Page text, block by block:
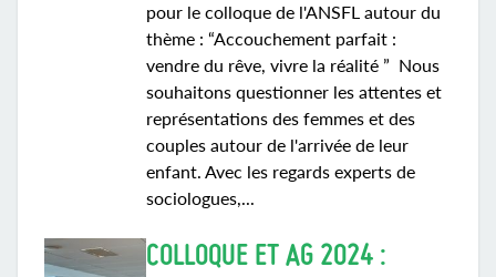
pour le colloque de l'ANSFL autour du
thème : “Accouchement parfait :
vendre du rêve, vivre la réalité ” Nous
souhaitons questionner les attentes et
représentations des femmes et des
couples autour de l'arrivée de leur
enfant. Avec les regards experts de
sociologues,...
COLLOQUE ET AG 2024 :